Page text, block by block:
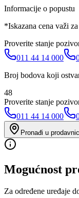
Informacije o popustu
*Iskazana cena važi
Proverite stanje
011 44 14 000
Broj bodova koji
48
Proverite stanje
011 44 14 000
Pronađi u
Mogućnost
Za određene uređaje